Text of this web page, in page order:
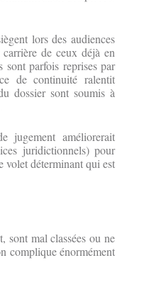
lors des audiences
de ceux déjà en
sont parfois reprises par
de continuité ralentit
dossier sont soumis à
jugement améliorerait
juridictionnels) pour
volet déterminant qui est
sont mal classées ou ne
complique énormément